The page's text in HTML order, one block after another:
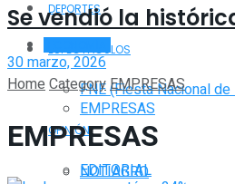
DEPORTES
ESPECTÁCULOS
FNE (Fiesta Nacional
OPINIÓN
EDITORIAL
EMPRESAS
NOTIAGRO
Se vendió la
30 marzo, 2026
HomeCategoryEMPRESAS
EMPRESAS